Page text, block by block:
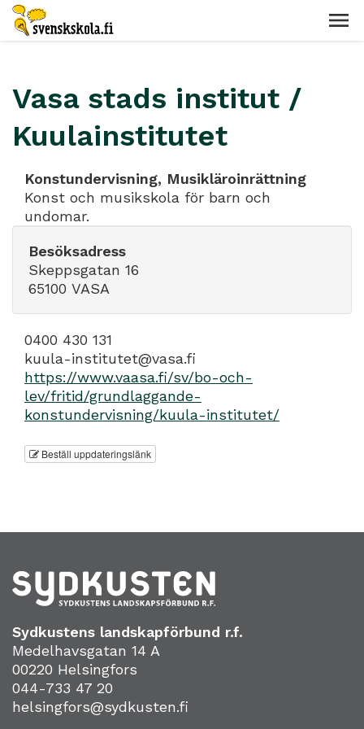
Vasa stads institut /
Kuulainstitutet
Konstundervisning, Musikläroinrättning
Konst och musikskola för barn och
undomar.
Besöksadress
Skeppsgatan 16
65100 VASA
0400 430 131
kuula-institutet@vasa.fi
https://www.vaasa.fi/sv/bo-och-
lev/fritid/grundlaggande-
konstundervisning/kuula-institutet/
Beställ uppdateringslänk
Sydkustens landskapförbund r.f.
Medelhavsgatan 14 A
00220 Helsingfors
044-733 47 20
helsingfors@sydkusten.fi